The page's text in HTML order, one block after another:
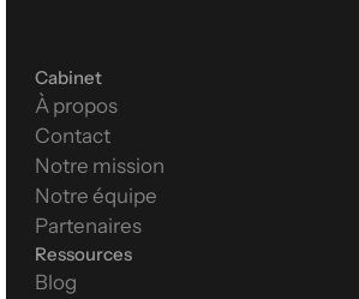
Cabinet
À propos
Contact
Notre mission
Notre équipe
Partenaires
Ressources
Blog